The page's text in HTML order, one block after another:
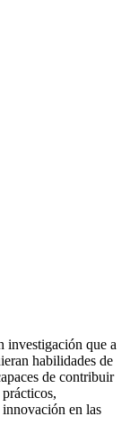
investigación que a
habilidades de
de contribuir
en las